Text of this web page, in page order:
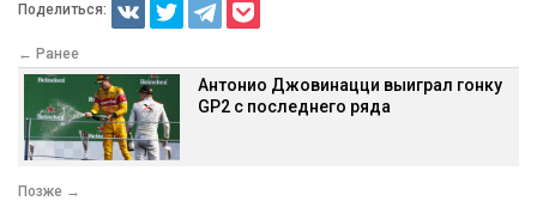
Поделиться:
← Ранее
Антонио Джовинацци выиграл гонку
GP2 с последнего ряда
Позже →